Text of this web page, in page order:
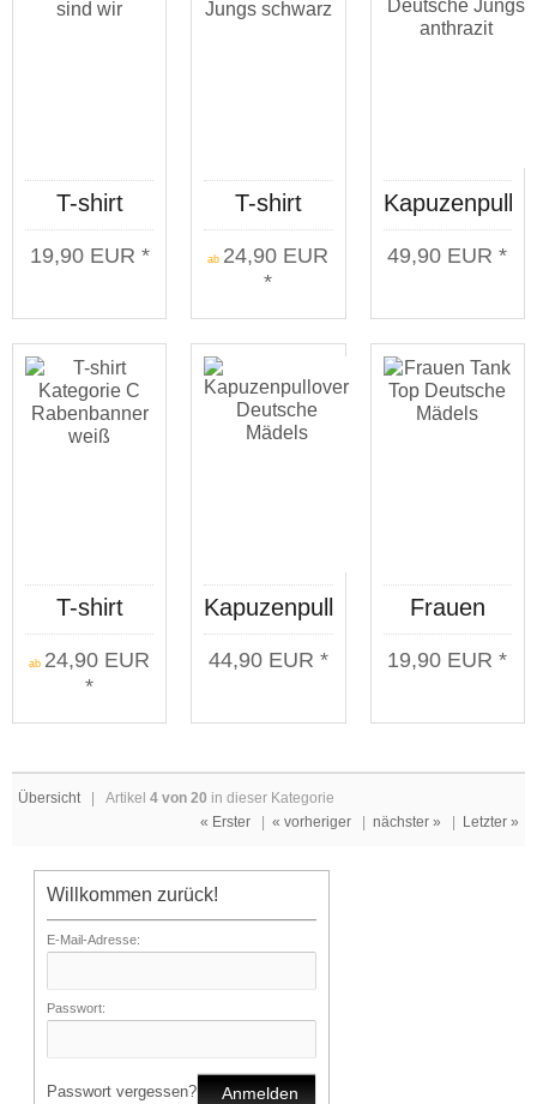
T-shirt
Frauen So
sind wir
19,90 EUR *
T-shirt
Deutsche
Jungs
ab 24,90 EUR
*
Deutsche
Jungs
49,90 EUR *
T-shirt
Kategorie C
"Rabenbanner"
ab 24,90 EUR
*
Kapuzenpullover
Deutsche
Mädels
44,90 EUR *
Frauen
Tank Top
Deutsche
19,90 EUR *
Übersicht| Artikel 4 von 20 in dieser Kategorie
« Erster
« vorheriger nächster » Letzter »
Willkommen zurück!
E-Mail-Adresse:
Passwort:
Passwort vergessen? Anmelden